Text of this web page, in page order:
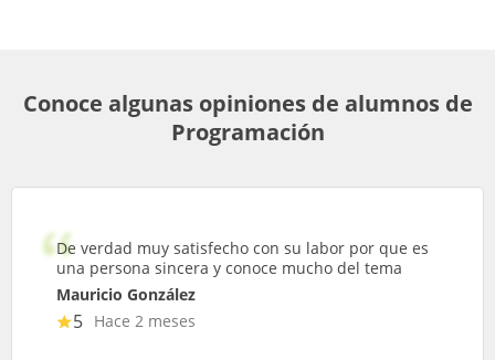
Conoce algunas opiniones de alumnos de
Programación
De verdad muy satisfecho con su labor por que es
una persona sincera y conoce mucho del tema
Mauricio González
5 Hace 2 meses